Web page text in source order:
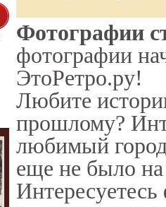
Фотографии
фотографии
ЭтоРетро.ру!
Любите
прошлому?
любимый
еще не было на
Интересуетесь